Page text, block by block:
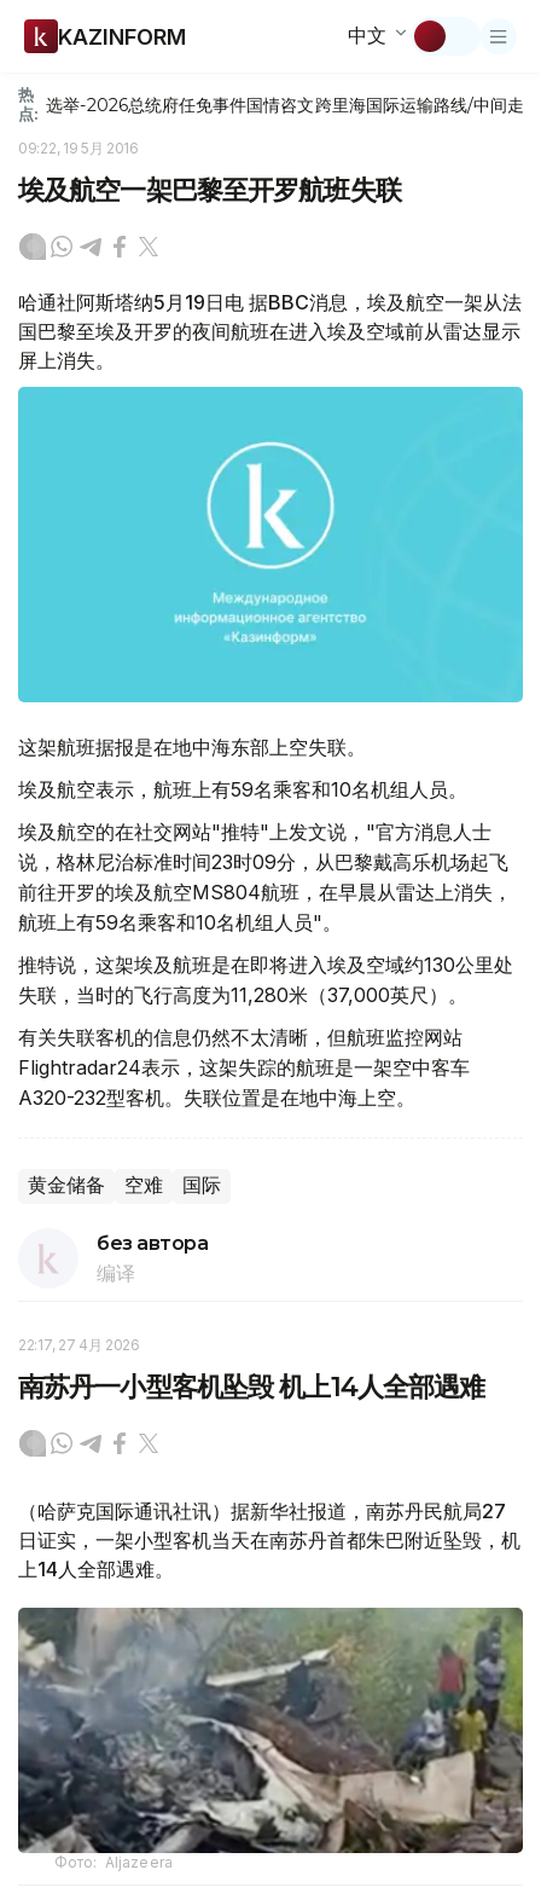
KAZINFORM 中文
热
点: 选举-2026总统府任免事件国情咨文跨里海国际运输路线/中间走廊
09:22, 19 5月 2016
埃及航空一架巴黎至开罗航班失联
哈通社阿斯塔纳5月19日电 据BBC消息，埃及航空一架从法
国巴黎至埃及开罗的夜间航班在进入埃及空域前从雷达显示
屏上消失。
这架航班据报是在地中海东部上空失联。
埃及航空表示，航班上有59名乘客和10名机组人员。
埃及航空的在社交网站"推特"上发文说，"官方消息人士
说，格林尼治标准时间23时09分，从巴黎戴高乐机场起飞
前往开罗的埃及航空MS804航班，在早晨从雷达上消失，
航班上有59名乘客和10名机组人员"。
推特说，这架埃及航班是在即将进入埃及空域约130公里处
失联，当时的飞行高度为11,280米（37,000英尺）。
有关失联客机的信息仍然不太清晰，但航班监控网站
Flightradar24表示，这架失踪的航班是一架空中客车
A320-232型客机。失联位置是在地中海上空。
黄金储备 空难 国际
без автора
编译
22:17, 27 4月 2026
南苏丹一小型客机坠毁 机上14人全部遇难
（哈萨克国际通讯社讯）据新华社报道，南苏丹民航局27
日证实，一架小型客机当天在南苏丹首都朱巴附近坠毁，机
上14人全部遇难。
Фото: Aljazeera